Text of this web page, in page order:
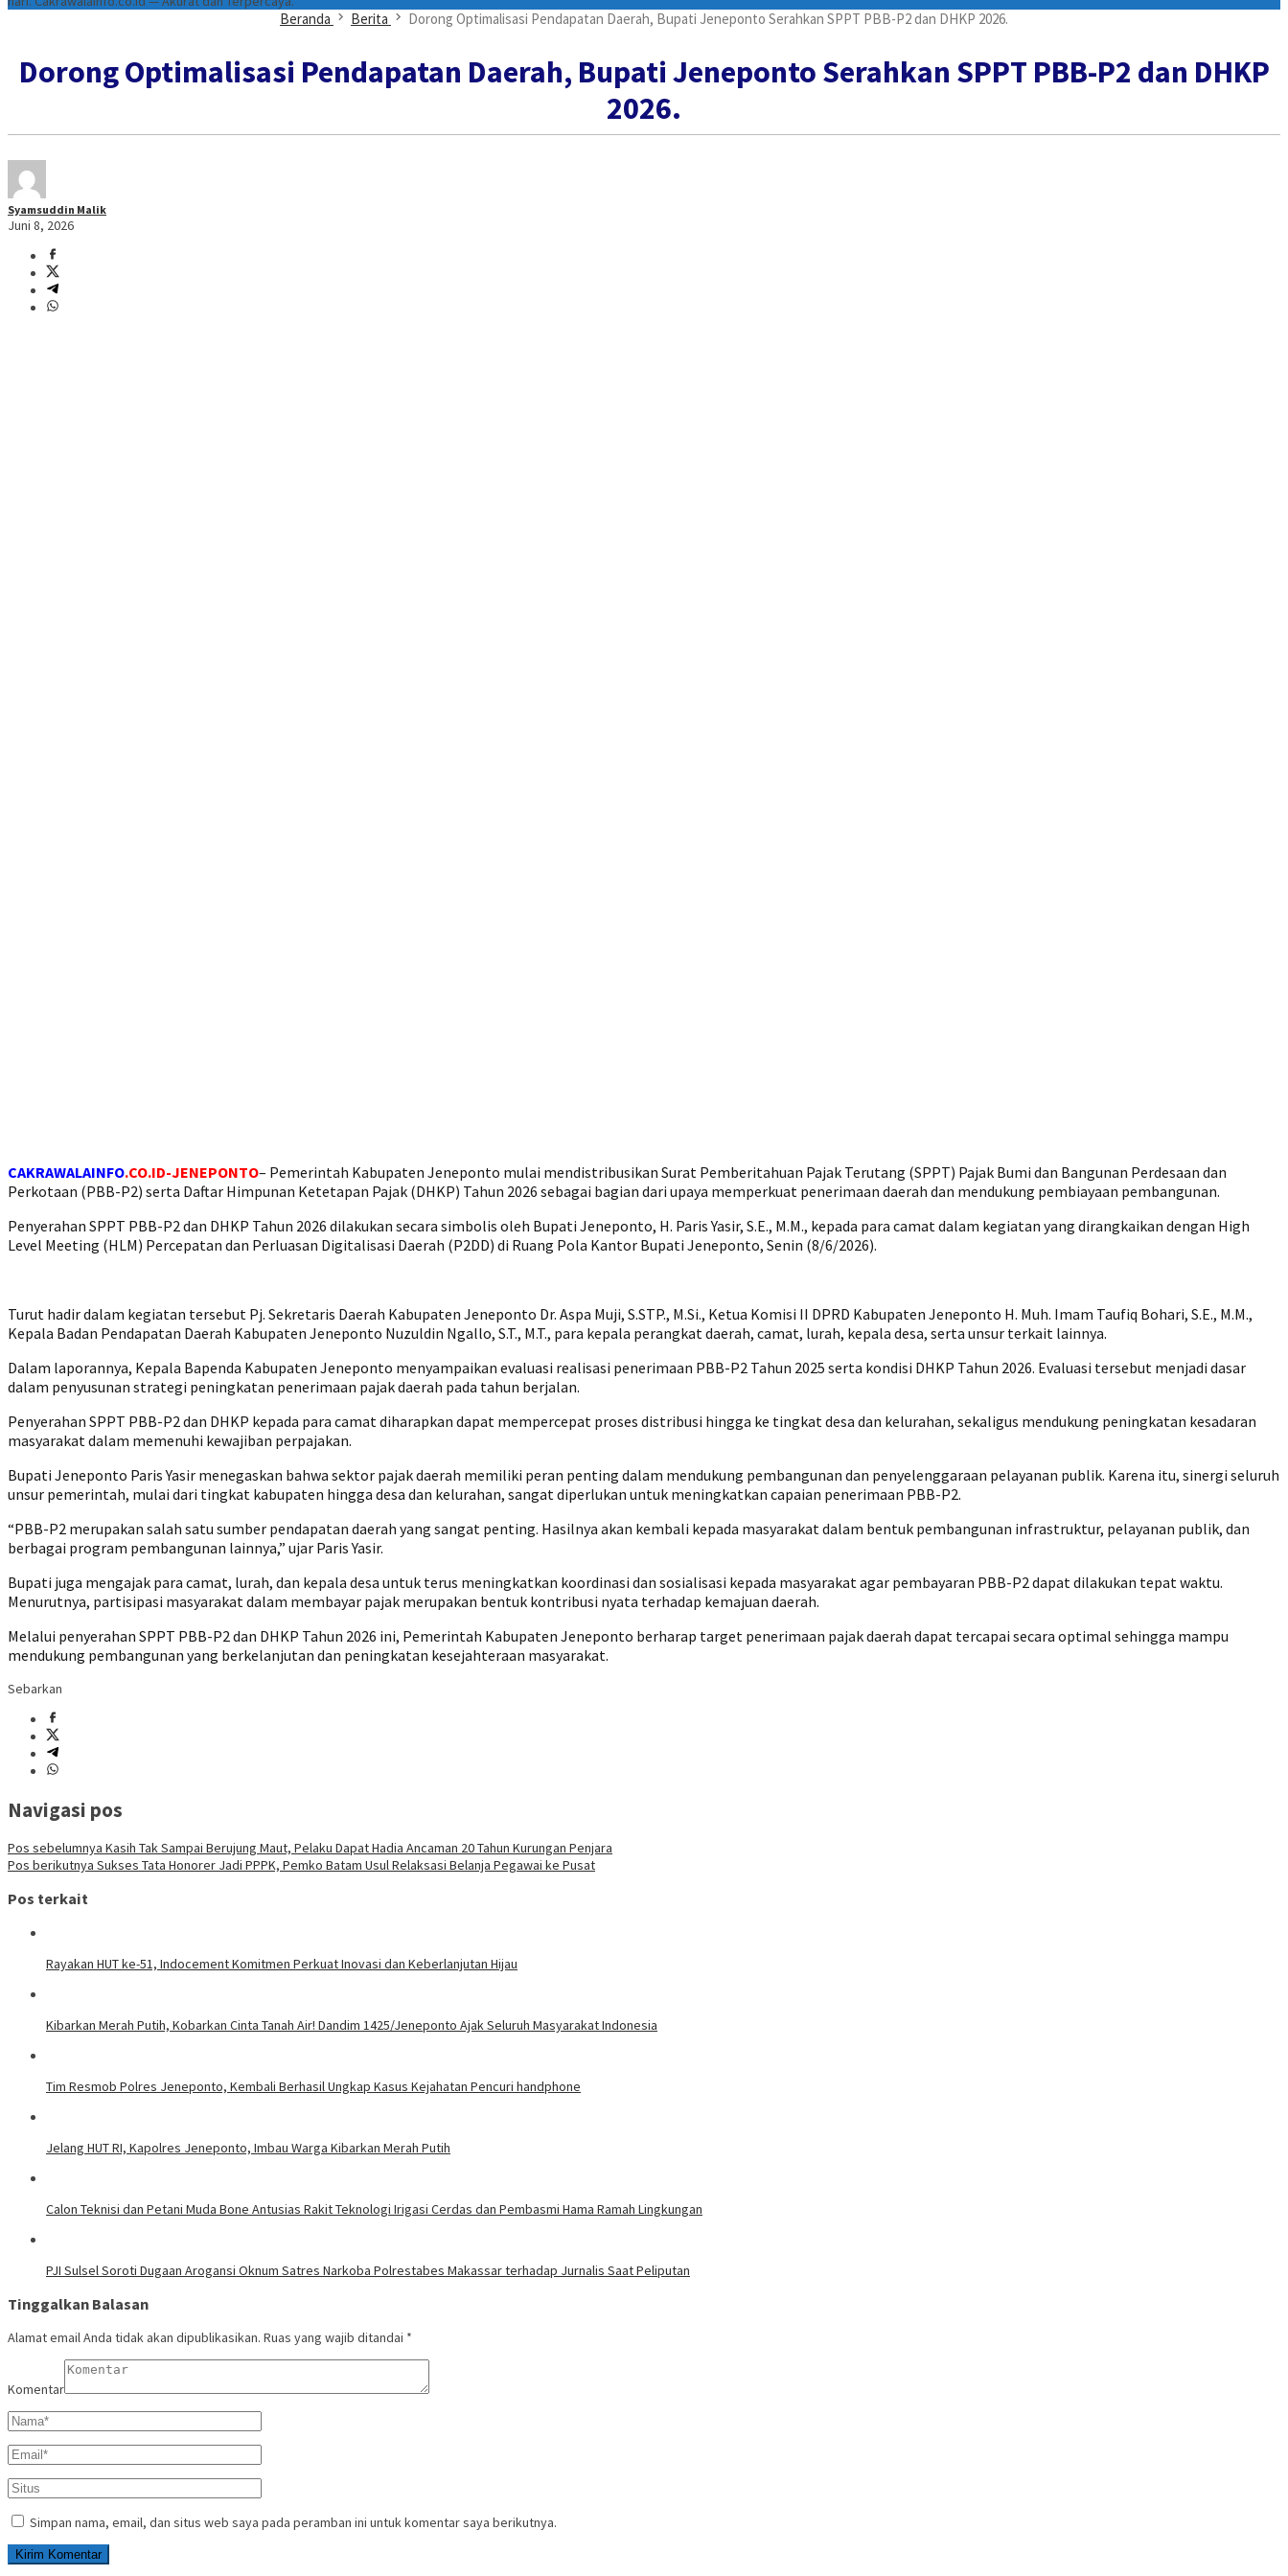
Beranda Berita Dorong Optimalisasi Pendapatan Daerah, Bupati Jeneponto Serahkan SPPT PBB-P2 dan DHKP 2026.
Dorong Optimalisasi Pendapatan Daerah, Bupati Jeneponto Serahkan SPPT PBB-P2 dan DHKP
2026.
Syamsuddin Malik
Juni 8, 2026
CAKRAWALAINFO.CO.ID-JENEPONTO– Pemerintah Kabupaten Jeneponto mulai mendistribusikan Surat Pemberitahuan Pajak Terutang (SPPT) Pajak Bumi dan Bangunan Perdesaan dan
Perkotaan (PBB-P2) serta Daftar Himpunan Ketetapan Pajak (DHKP) Tahun 2026 sebagai bagian dari upaya memperkuat penerimaan daerah dan mendukung pembiayaan pembangunan.
Penyerahan SPPT PBB-P2 dan DHKP Tahun 2026 dilakukan secara simbolis oleh Bupati Jeneponto, H. Paris Yasir, S.E., M.M., kepada para camat dalam kegiatan yang dirangkaikan dengan High
Level Meeting (HLM) Percepatan dan Perluasan Digitalisasi Daerah (P2DD) di Ruang Pola Kantor Bupati Jeneponto, Senin (8/6/2026).
Turut hadir dalam kegiatan tersebut Pj. Sekretaris Daerah Kabupaten Jeneponto Dr. Aspa Muji, S.STP., M.Si., Ketua Komisi II DPRD Kabupaten Jeneponto H. Muh. Imam Taufiq Bohari, S.E., M.M.,
Kepala Badan Pendapatan Daerah Kabupaten Jeneponto Nuzuldin Ngallo, S.T., M.T., para kepala perangkat daerah, camat, lurah, kepala desa, serta unsur terkait lainnya.
Dalam laporannya, Kepala Bapenda Kabupaten Jeneponto menyampaikan evaluasi realisasi penerimaan PBB-P2 Tahun 2025 serta kondisi DHKP Tahun 2026. Evaluasi tersebut menjadi dasar
dalam penyusunan strategi peningkatan penerimaan pajak daerah pada tahun berjalan.
Penyerahan SPPT PBB-P2 dan DHKP kepada para camat diharapkan dapat mempercepat proses distribusi hingga ke tingkat desa dan kelurahan, sekaligus mendukung peningkatan kesadaran
masyarakat dalam memenuhi kewajiban perpajakan.
Bupati Jeneponto Paris Yasir menegaskan bahwa sektor pajak daerah memiliki peran penting dalam mendukung pembangunan dan penyelenggaraan pelayanan publik. Karena itu, sinergi seluruh
unsur pemerintah, mulai dari tingkat kabupaten hingga desa dan kelurahan, sangat diperlukan untuk meningkatkan capaian penerimaan PBB-P2.
“PBB-P2 merupakan salah satu sumber pendapatan daerah yang sangat penting. Hasilnya akan kembali kepada masyarakat dalam bentuk pembangunan infrastruktur, pelayanan publik, dan
berbagai program pembangunan lainnya,” ujar Paris Yasir.
Bupati juga mengajak para camat, lurah, dan kepala desa untuk terus meningkatkan koordinasi dan sosialisasi kepada masyarakat agar pembayaran PBB-P2 dapat dilakukan tepat waktu.
Menurutnya, partisipasi masyarakat dalam membayar pajak merupakan bentuk kontribusi nyata terhadap kemajuan daerah.
Melalui penyerahan SPPT PBB-P2 dan DHKP Tahun 2026 ini, Pemerintah Kabupaten Jeneponto berharap target penerimaan pajak daerah dapat tercapai secara optimal sehingga mampu
mendukung pembangunan yang berkelanjutan dan peningkatan kesejahteraan masyarakat.
Sebarkan
Navigasi pos
Pos sebelumnya Kasih Tak Sampai Berujung Maut, Pelaku Dapat Hadia Ancaman 20 Tahun Kurungan Penjara
Pos berikutnya Sukses Tata Honorer Jadi PPPK, Pemko Batam Usul Relaksasi Belanja Pegawai ke Pusat
Pos terkait
Rayakan HUT ke-51, Indocement Komitmen Perkuat Inovasi dan Keberlanjutan Hijau
Kibarkan Merah Putih, Kobarkan Cinta Tanah Air! Dandim 1425/Jeneponto Ajak Seluruh Masyarakat Indonesia
Tim Resmob Polres Jeneponto, Kembali Berhasil Ungkap Kasus Kejahatan Pencuri handphone
Jelang HUT RI, Kapolres Jeneponto, Imbau Warga Kibarkan Merah Putih
Calon Teknisi dan Petani Muda Bone Antusias Rakit Teknologi Irigasi Cerdas dan Pembasmi Hama Ramah Lingkungan
PJI Sulsel Soroti Dugaan Arogansi Oknum Satres Narkoba Polrestabes Makassar terhadap Jurnalis Saat Peliputan
Tinggalkan Balasan
Alamat email Anda tidak akan dipublikasikan. Ruas yang wajib ditandai *
Komentar
Simpan nama, email, dan situs web saya pada peramban ini untuk komentar saya berikutnya.